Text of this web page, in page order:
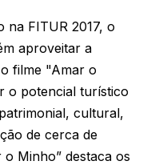
na FITUR 2017, o
aproveitar a
filme "Amar o
o potencial turístico
cultural,
de cerca de
Minho” destaca os